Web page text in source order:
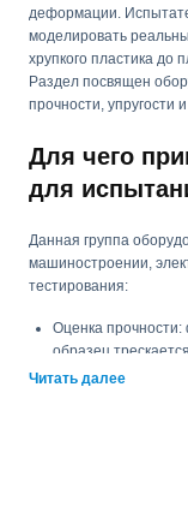
деформации.
моделировать
хрупкого пластика до
Раздел посвящен
прочности, упругости
Для чего
для
Данная группа
машиностроении,
тестирования:
Оценка прочности:
образец
композитов).
Читать далее